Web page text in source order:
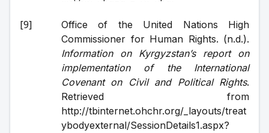
Office of the United Nations High
Information on Kyrgyzstan’s report on
implementation of the International
Covenant on Civil and Political Rights.
Retrieved from
http://tbinternet.ohchr.org/_layouts/treat
ybodyexternal/SessionDetails1.aspx?